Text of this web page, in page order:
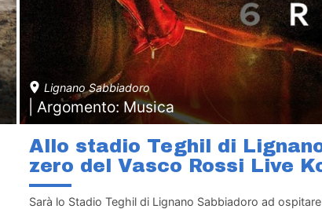
Lignano Sabbiadoro
| Argomento: Musica
Allo stadio Teghil di
zero del Vasco Rossi Live
Sarà lo Stadio Teghil di Lignano Sabbiadoro ad